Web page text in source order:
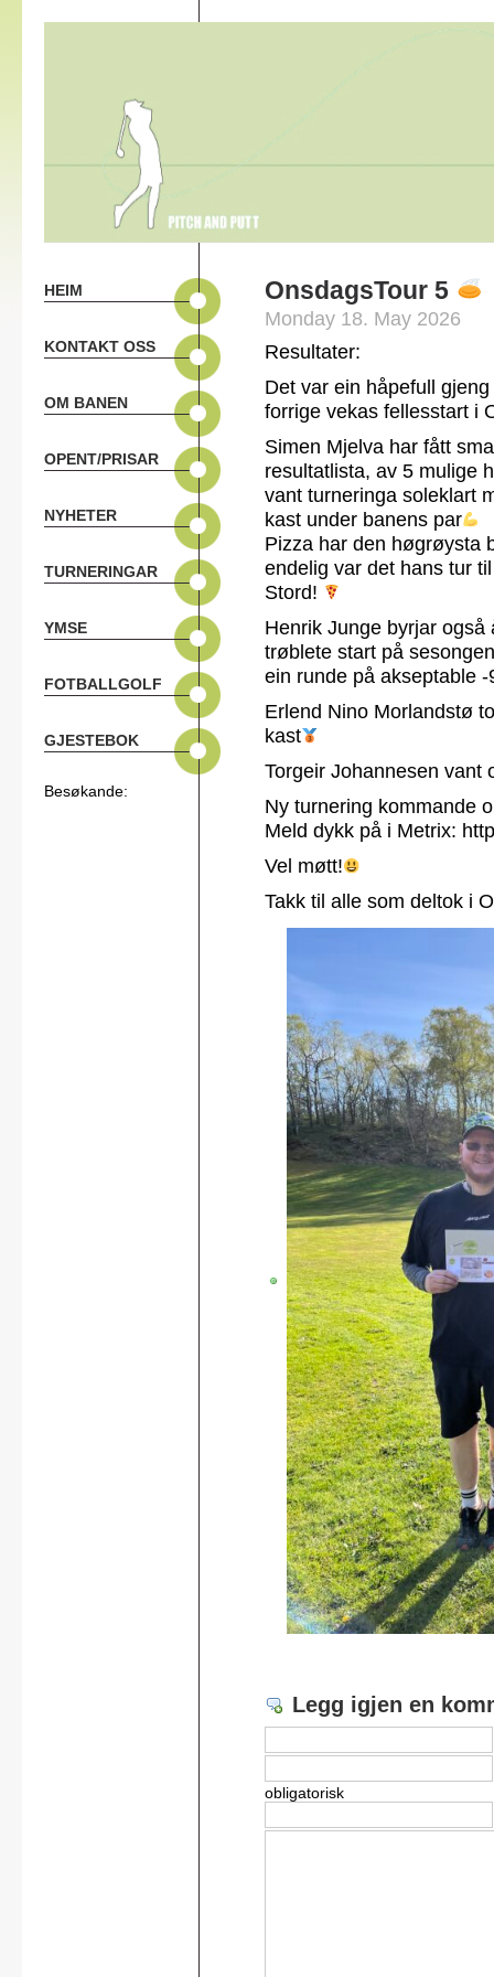
HEIM
KONTAKT OSS
OM BANEN
OPENT/PRISAR
NYHETER
TURNERINGAR
YMSE
FOTBALLGOLF
GJESTEBOK
Besøkande:
OnsdagsTour 5
Monday 18. May 2026
Resultater:
Det var ein håpefull
forrige vekas fellesstart i
Simen Mjelva har fått
resultatlista, av 5 mulige
vant turneringa soleklart
kast under banens par
Pizza har den høgrøysta
endelig var det hans tur
Stord!
Henrik Junge byrjar
trøblete start på
ein runde på akseptable -
Erlend Nino Morlandstø
kast
Torgeir Johannesen vant
Ny turnering kommande
Meld dykk på i Metrix:
Vel møtt!
Takk til alle som deltok i
Legg igjen en
obligatorisk